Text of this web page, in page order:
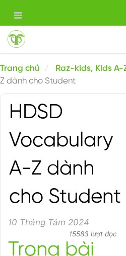
Trang chủ Raz-kids, Kids A-
Z dành cho Student
HDSD
Vocabulary
A-Z dành
cho Student
10 Tháng Tám 2024
15583 lượt đọc
Trong bài